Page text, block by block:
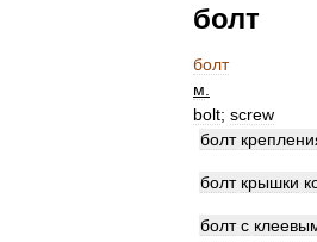
болт
болт
м
bolt; screw
болт
болт крышки
болт с